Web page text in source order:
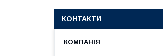
КОНТАКТИ